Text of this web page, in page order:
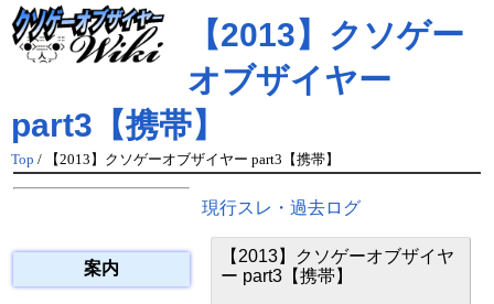
【2013】クソゲー
オブザイヤー
part3【携帯】
Top / 【2013】クソゲーオブザイヤー part3【携帯】
案内
現行スレ・過去ログ
【2013】クソゲーオブザイヤ
ー part3【携帯】